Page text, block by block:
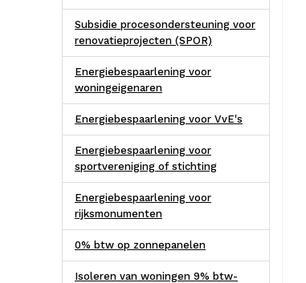
Subsidie procesondersteuning voor
renovatieprojecten (SPOR)
Energiebespaarlening voor
woningeigenaren
Energiebespaarlening voor VvE's
Energiebespaarlening voor
sportvereniging of stichting
Energiebespaarlening voor
rijksmonumenten
0% btw op zonnepanelen
Isoleren van woningen 9% btw-